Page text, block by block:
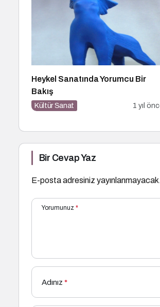
Heykel Sanatında Yorumcu Bir
Bakış
Kültür Sanat 1 yıl
Bir Cevap Yaz
E-posta adresiniz yayınlanmayacak.
Yorumunuz *
Adınız *